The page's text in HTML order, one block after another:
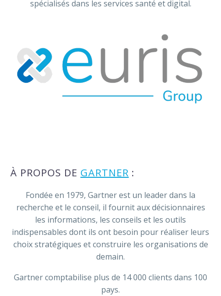
spécialisés dans les services santé et digital.
À PROPOS DE GARTNER :
Fondée en 1979, Gartner est un leader dans la
recherche et le conseil, il fournit aux décisionnaires
les informations, les conseils et les outils
indispensables dont ils ont besoin pour réaliser leurs
choix stratégiques et construire les organisations de
demain.
Gartner comptabilise plus de 14 000 clients dans 100
pays.